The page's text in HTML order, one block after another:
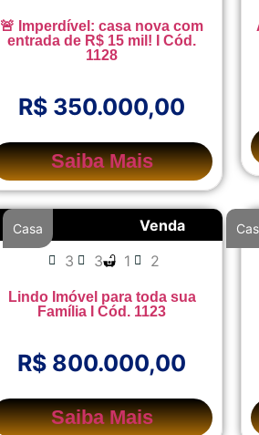
🚨 Imperdível: casa nova com
entrada de R$ 15 mil! I Cód.
1128
R$ 350.000,00
Saiba Mais
Venda
Casa
3 3 1 2
Lindo Imóvel para toda sua
Família I Cód. 1123
R$ 800.000,00
Saiba Mais